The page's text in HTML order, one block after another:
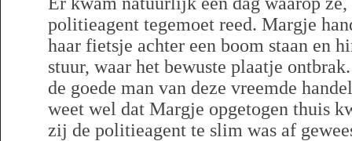
politieagent tegemoet reed. Margje
haar fietsje achter een boom staan en
stuur, waar het bewuste plaatje
de goede man van deze vreemde
weet wel dat Margje opgetogen thuis
zij de politieagent te slim was af